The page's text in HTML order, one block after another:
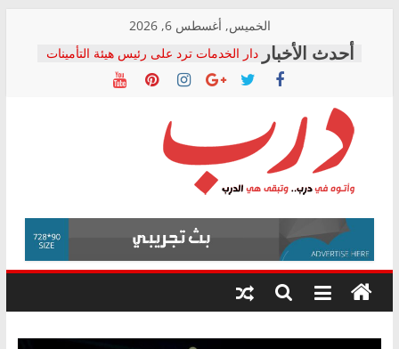
content
الخميس, أغسطس 6, 2026
دار الخدمات ترد على رئيس هيئة التأمينات
بعد مؤتمره الصحفي: إنكار الأزمة لا ينهي
معاناة أصحاب المعاشات.. ونطالب بكشف
فرحات سليمان يكتب: القطاع الصحي إلى
أين؟
حزب التحالف الشعبي يطلق لجنة “الحق
في الصحة” بالإسكندرية لرصد الانتهاكات
ودعم المرضى
الوزاري لمدينة الصحفيين.. وانتهاء أعمال
إنشاء المبنى الإداري
المجلس القومي لحقوق الإنسان يعلن
متابعة قضية الدكتور محمد زهران.. ويؤكد:
قرينة البراءة وضمانات المحاكمة العادلة
درب
وأتوه
درب..
وتبقى
هي